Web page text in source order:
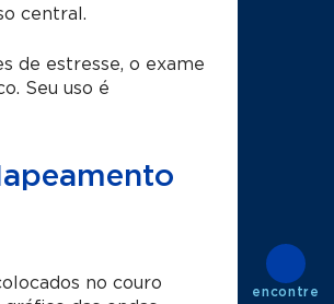
central.
de estresse, o exame
Seu uso é
no couro
encontre